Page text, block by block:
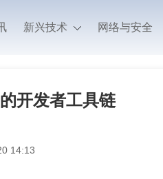
新兴技术 网络与安全
开发者工具链
14:13